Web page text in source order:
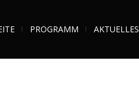
PROGRAMM AKTUELLES